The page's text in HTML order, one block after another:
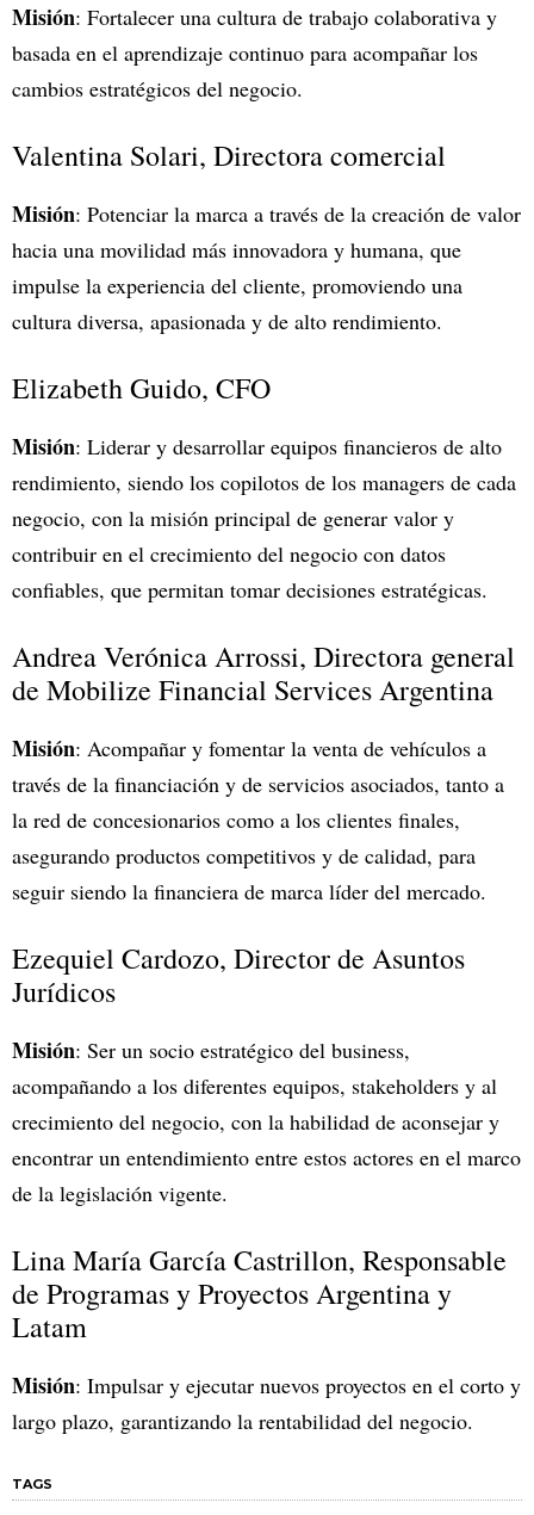
Misión: Fortalecer una cultura de trabajo colaborativa y
basada en el aprendizaje continuo para acompañar los
cambios estratégicos del negocio.
Valentina Solari, Directora comercial
Misión: Potenciar la marca a través de la creación de valor
hacia una movilidad más innovadora y humana, que
impulse la experiencia del cliente, promoviendo una
cultura diversa, apasionada y de alto rendimiento.
Elizabeth Guido, CFO
Misión: Liderar y desarrollar equipos financieros de alto
rendimiento, siendo los copilotos de los managers de cada
negocio, con la misión principal de generar valor y
contribuir en el crecimiento del negocio con datos
confiables, que permitan tomar decisiones estratégicas.
Andrea Verónica Arrossi, Directora general
de Mobilize Financial Services Argentina
Misión: Acompañar y fomentar la venta de vehículos a
través de la financiación y de servicios asociados, tanto a
la red de concesionarios como a los clientes finales,
asegurando productos competitivos y de calidad, para
seguir siendo la financiera de marca líder del mercado.
Ezequiel Cardozo, Director de Asuntos
Jurídicos
Misión: Ser un socio estratégico del business,
acompañando a los diferentes equipos, stakeholders y al
crecimiento del negocio, con la habilidad de aconsejar y
encontrar un entendimiento entre estos actores en el marco
de la legislación vigente.
Lina María García Castrillon, Responsable
de Programas y Proyectos Argentina y
Latam
Misión: Impulsar y ejecutar nuevos proyectos en el corto y
largo plazo, garantizando la rentabilidad del negocio.
TAGS